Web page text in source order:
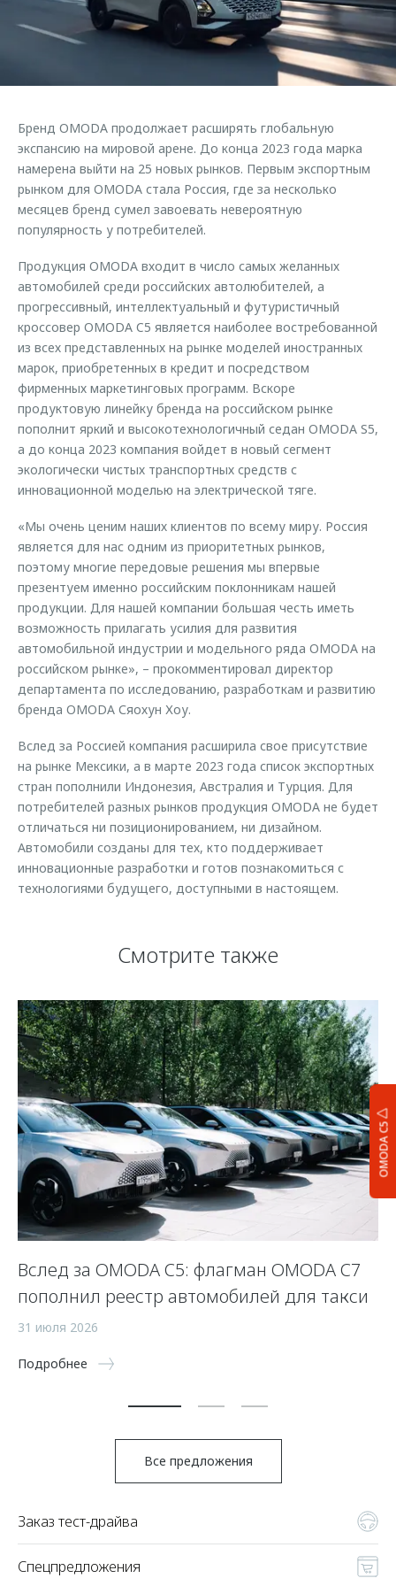
Страхование
Кредитный калькулятор
Оригинальные аксессуары
Запчасти
Трейд-ин
Калькулятор трейд-ин
Клиентская поддержка
Аксессуары
Одежда и сувениры
Оригинальные аксессуары
Запчасти
Обратная связь
OMODA C5
Бренд OMODA продолжает расширять глобальную
экспансию на мировой арене. До конца 2023 года марка
намерена выйти на 25 новых рынков. Первым экспортным
рынком для OMODA стала Россия, где за несколько
месяцев бренд сумел завоевать невероятную
популярность у потребителей.
Продукция OMODA входит в число самых желанных
автомобилей среди российских автолюбителей, а
прогрессивный, интеллектуальный и футуристичный
кроссовер OMODA C5 является наиболее востребованной
из всех представленных на рынке моделей иностранных
марок, приобретенных в кредит и посредством
фирменных маркетинговых программ. Вскоре
продуктовую линейку бренда на российском рынке
пополнит яркий и высокотехнологичный седан OMODA S5,
а до конца 2023 компания войдет в новый сегмент
экологически чистых транспортных средств с
инновационной моделью на электрической тяге.
«Мы очень ценим наших клиентов по всему миру. Россия
является для нас одним из приоритетных рынков,
поэтому многие передовые решения мы впервые
презентуем именно российским поклонникам нашей
продукции. Для нашей компании большая честь иметь
возможность прилагать усилия для развития
автомобильной индустрии и модельного ряда OMODA на
российском рынке», – прокомментировал директор
департамента по исследованию, разработкам и развитию
бренда OMODA Сяохун Хоу.
Вслед за Россией компания расширила свое присутствие
на рынке Мексики, а в марте 2023 года список экспортных
стран пополнили Индонезия, Австралия и Турция. Для
потребителей разных рынков продукция OMODA не будет
отличаться ни позиционированием, ни дизайном.
Автомобили созданы для тех, кто поддерживает
инновационные разработки и готов познакомиться с
технологиями будущего, доступными в настоящем.
Смотрите также
Вслед за OMODA C5: флагман OMODA C7
пополнил реестр автомобилей для такси
31 июля 2026
Подробнее
Все предложения
Заказ тест-драйва
Спецпредложения